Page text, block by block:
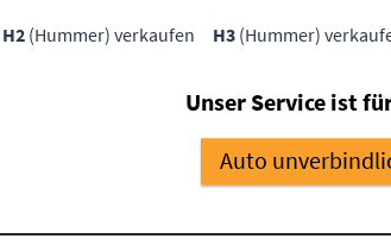
H2 (Hummer) verkaufen H3 (Hummer)
Unser Service ist
Auto